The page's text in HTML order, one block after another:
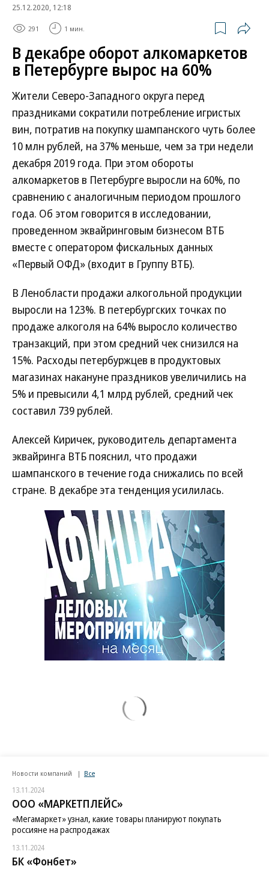
25.12.2020, 12:18
291 1 мин.
В декабре оборот алкомаркетов
в Петербурге вырос на 60%
Жители Северо-Западного округа перед
праздниками сократили потребление игристых
вин, потратив на покупку шампанского чуть более
10 млн рублей, на 37% меньше, чем за три недели
декабря 2019 года. При этом обороты
алкомаркетов в Петербурге выросли на 60%, по
сравнению с аналогичным периодом прошлого
года. Об этом говорится в исследовании,
проведенном эквайринговым бизнесом ВТБ
вместе с оператором фискальных данных
«Первый ОФД» (входит в Группу ВТБ).
В Ленобласти продажи алкогольной продукции
выросли на 123%. В петербургских точках по
продаже алкоголя на 64% выросло количество
транзакций, при этом средний чек снизился на
15%. Расходы петербуржцев в продуктовых
магазинах накануне праздников увеличились на
5% и превысили 4,1 млрд рублей, средний чек
составил 739 рублей.
Алексей Киричек, руководитель департамента
эквайринга ВТБ пояснил, что продажи
шампанского в течение года снижались по всей
стране. В декабре эта тенденция усилилась.
Новости компаний Все
13.11.2024
ООО «МАРКЕТПЛЕЙС»
«Мегамаркет» узнал, какие товары планируют покупать
россияне на распродажах
13.11.2024
БК «Фонбет»